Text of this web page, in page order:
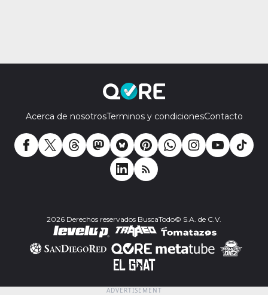
Acerca de nosotrosTerminos y condicionesContacto
2026 Derechos reservados BuscaTodo© S.A. de C.V.